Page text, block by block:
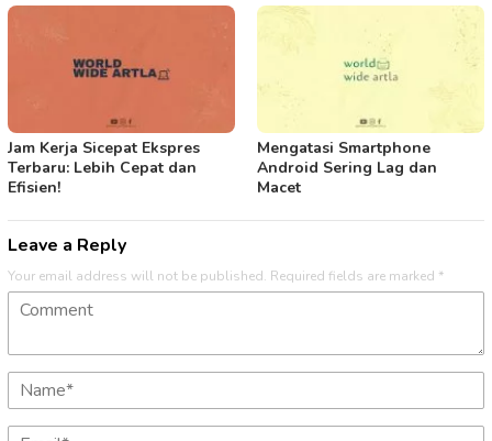
Jam Kerja Sicepat Ekspres
Terbaru: Lebih Cepat dan
Efisien!
Mengatasi Smartphone
Android Sering Lag dan
Macet
Leave a Reply
Your email address will not be published. Required fields are marked *